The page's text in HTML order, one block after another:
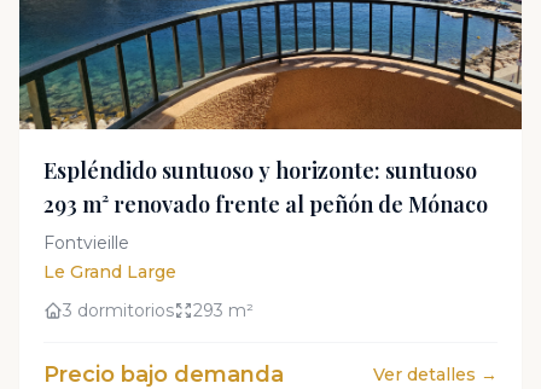
Espléndido suntuoso y horizonte: suntuoso
293 m² renovado frente al peñón de Mónaco
Fontvieille
Le Grand Large
3 dormitorios
293 m²
Precio bajo demanda Ver detalles →